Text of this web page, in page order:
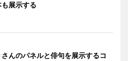
展示する
んのパネルと俳句を展示するコ